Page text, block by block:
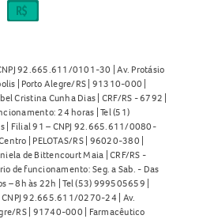
0,100mg Comprimidos
lentos que o normal
0,100mg Comprimidos?
Comprimidos se você for
estiver grávida ou
médica, ou se possuir
92.665.611/0101-30 | Av. Protásio
| Porto Alegre/RS | 91310-000 |
Cristina Cunha Dias | CRF/RS - 6792 |
24 horas | Tel (51)
| Filial 91 – CNPJ 92.665.611/0080-
| PELOTAS/RS | 96020-380 |
de Bittencourt Maia | CRF/RS -
de funcionamento: Seg. a Sab. - Das
– 8h às 22h | Tel (53) 999505659 |
92.665.611/0270-24 | Av.
RS | 91740-000 | Farmacêutico